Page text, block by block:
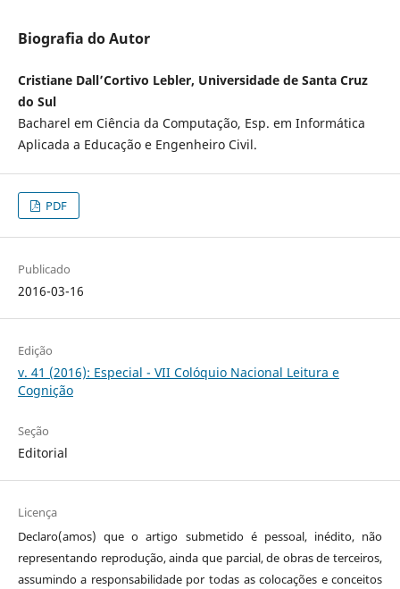
Biografia do Autor
Cristiane Dall’Cortivo Lebler, Universidade de Santa Cruz
do Sul
Bacharel em Ciência da Computação, Esp. em Informática
Aplicada a Educação e Engenheiro Civil.
PDF
Publicado
2016-03-16
Edição
v. 41 (2016): Especial - VII Colóquio Nacional Leitura e
Cognição
Seção
Editorial
Licença
Declaro(amos) que o artigo submetido é pessoal, inédito, não
representando reprodução, ainda que parcial, de obras de terceiros,
assumindo a responsabilidade por todas as colocações e conceitos